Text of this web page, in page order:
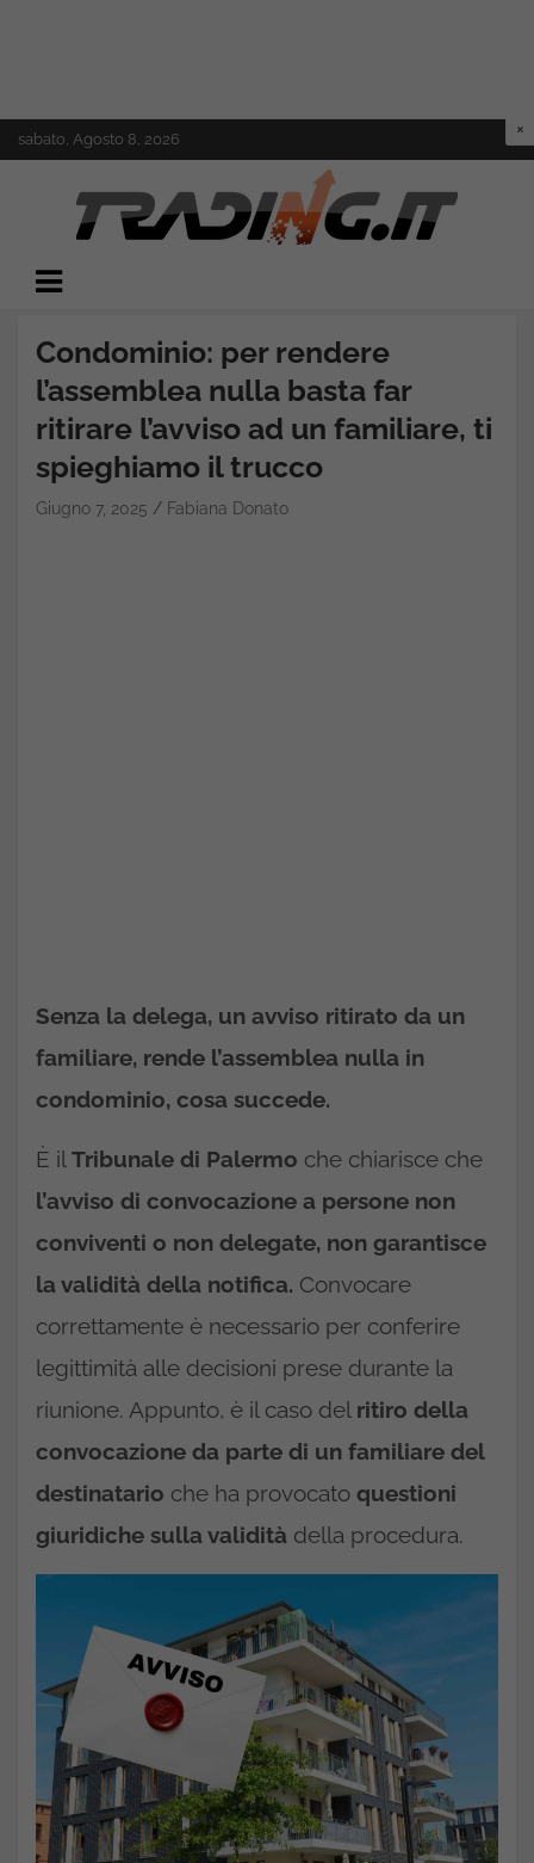
to
sabato, Agosto 8, 2026
Trading.it
Condominio: per rendere
l’assemblea nulla basta far
ritirare l’avviso ad un familiare, ti
spieghiamo il trucco
Giugno 7, 2025 Fabiana Donato
Senza la delega, un avviso ritirato da un
familiare, rende l’assemblea nulla in
condominio, cosa succede.
È il Tribunale di Palermo che chiarisce che
l’avviso di convocazione a persone non
conviventi o non delegate, non garantisce
la validità della notifica. Convocare
correttamente è necessario per conferire
legittimità alle decisioni prese durante la
riunione. Appunto, è il caso del ritiro della
convocazione da parte di un familiare del
destinatario che ha provocato questioni
giuridiche sulla validità della procedura.